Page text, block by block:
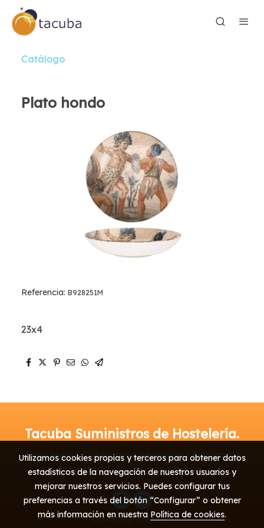
Catálogo
Plato hondo
Referencia: B928251M
23x4
Tacuba Suministros de Hostelería.
Aviso legal | Condiciones generales | Política de
privacidad | Política de cookies
Política de cookies
Utilizamos cookies propias y terceros para obtener datos
estadísticos de la navegación de nuestros usuarios y
mejorar nuestros servicios. Puedes configurar tus
preferencias a través del botón “Configurar” o obtener
más información en nuestra Política de cookies.